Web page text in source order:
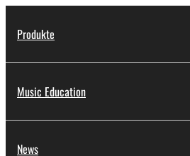
Produkte
Music Education
News